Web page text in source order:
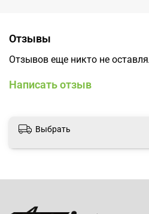
Отзывы
Отзывов еще никто не
Написать отзыв
Выбрать